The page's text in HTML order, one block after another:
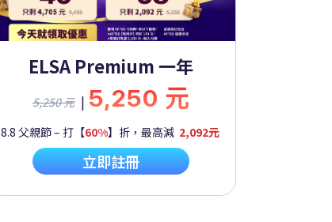
ELSA Premium 一年
5,250 元 | 5,250 元
8.8 父親節 – 打【60%】折，最高減 2,092元
立即註冊